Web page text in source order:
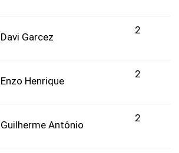
Davi Garcez
2
Enzo Henrique
2
Guilherme Antônio
2